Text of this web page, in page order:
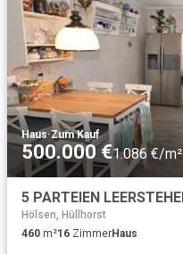
Haus·Zum Kauf
500.000 €1.086 €/m²
Hölsen, Hüllhorst
460 m²16 ZimmerHaus